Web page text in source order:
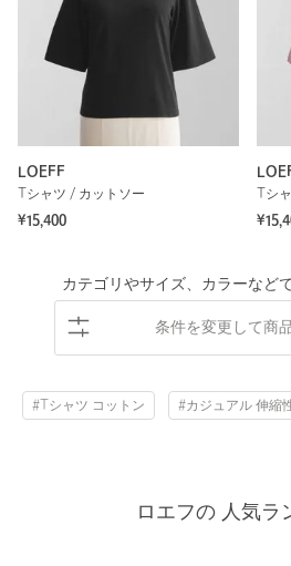
LOEFF
Tシャツ / カットソー
¥15,400
Tシ
カテゴリやサイズ、カラーなど
条件を変更して商
#Tシャツ コットン #カジュアル 伸縮
ロエフの 人気ラ